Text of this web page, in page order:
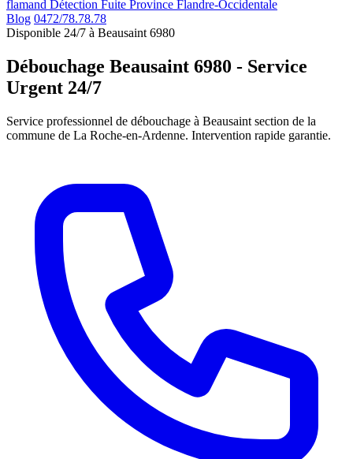
flamand Détection Fuite Province Flandre-Occidentale
Blog 0472/78.78.78
Disponible 24/7 à Beausaint 6980
Débouchage Beausaint 6980 - Service
Urgent 24/7
Service professionnel de débouchage à Beausaint section de la
commune de La Roche-en-Ardenne. Intervention rapide garantie.